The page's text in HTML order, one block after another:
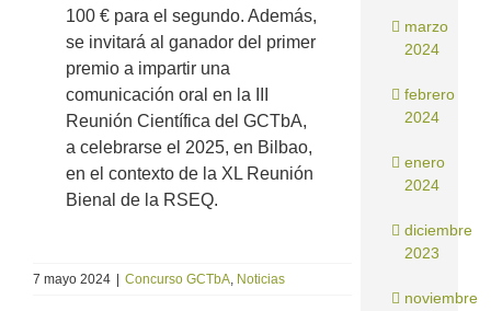
100 € para el segundo. Además,
se invitará al ganador del primer
premio a impartir una
comunicación oral en la III
Reunión Científica del GCTbA,
a celebrarse el 2025, en Bilbao,
en el contexto de la XL Reunión
Bienal de la RSEQ.
7 mayo 2024 Concurso GCTbA, Noticias
marzo
2024
febrero
2024
enero
2024
diciembre
2023
noviembre